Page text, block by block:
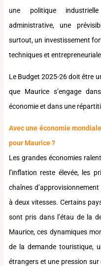
une politique
administrative, une
surtout, un investissement
techniques et
Le Budget 2025-26 doit être
que Maurice s’engage
économie et dans une
Avec une économie
pour Maurice ?
Les grandes économies
l’inflation reste élevée, les
chaînes
à deux vitesses. Certains
sont pris dans l’étau de la
Maurice, ces dynamiques
de la demande touristique,
étrangers et une pression